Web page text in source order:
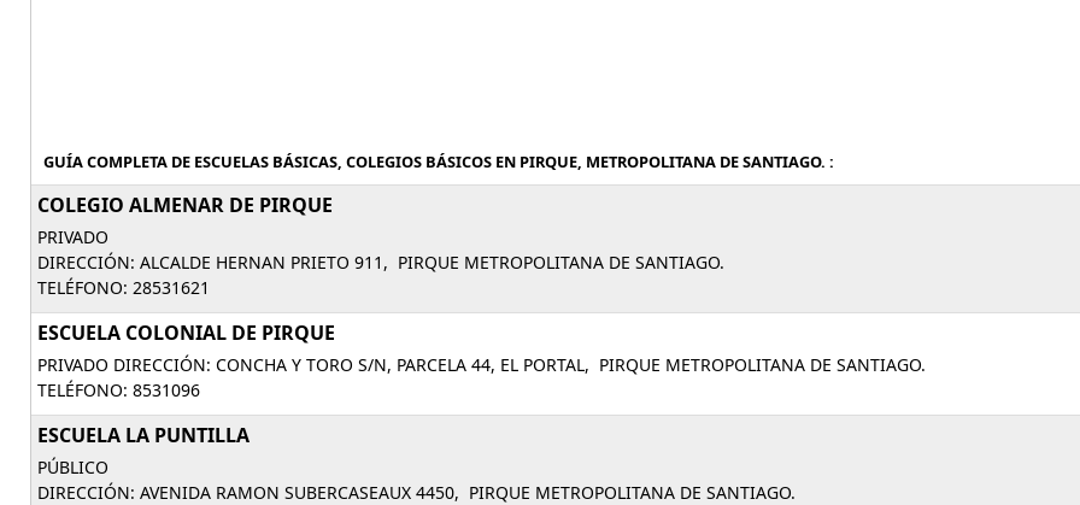
GUÍA COMPLETA DE ESCUELAS BÁSICAS, COLEGIOS BÁSICOS EN PIRQUE, METROPOLITANA DE SANTIAGO. :
COLEGIO ALMENAR DE PIRQUE
PRIVADO
DIRECCIÓN: ALCALDE HERNAN PRIETO 911, PIRQUE METROPOLITANA DE SANTIAGO.
TELÉFONO: 28531621
ESCUELA COLONIAL DE PIRQUE
PRIVADO DIRECCIÓN: CONCHA Y TORO S/N, PARCELA 44, EL PORTAL, PIRQUE METROPOLITANA DE SANTIAGO.
TELÉFONO: 8531096
ESCUELA LA PUNTILLA
PÚBLICO
DIRECCIÓN: AVENIDA RAMON SUBERCASEAUX 4450, PIRQUE METROPOLITANA DE SANTIAGO.